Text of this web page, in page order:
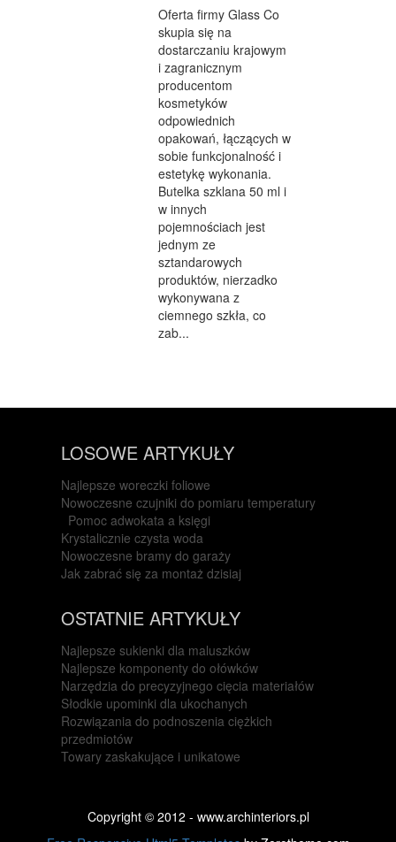
Oferta firmy Glass Co
skupia się na
dostarczaniu krajowym
i zagranicznym
producentom
kosmetyków
odpowiednich
opakowań, łączących w
sobie funkcjonalność i
estetykę wykonania.
Butelka szklana 50 ml i
w innych
pojemnościach jest
jednym ze
sztandarowych
produktów, nierzadko
wykonywana z
ciemnego szkła, co
zab...
LOSOWE ARTYKUŁY
Najlepsze woreczki foliowe
Nowoczesne czujniki do pomiaru temperatury
Pomoc adwokata a księgi
Krystalicznie czysta woda
Nowoczesne bramy do garaży
Jak zabrać się za montaż dzisiaj
OSTATNIE ARTYKUŁY
Najlepsze sukienki dla maluszków
Najlepsze komponenty do ołówków
Narzędzia do precyzyjnego cięcia materiałów
Słodkie upominki dla ukochanych
Rozwiązania do podnoszenia ciężkich
przedmiotów
Towary zaskakujące i unikatowe
Copyright © 2012 - www.archinteriors.pl